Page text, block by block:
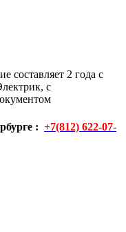
составляет 2 года с
с
: +7(812) 622-07-